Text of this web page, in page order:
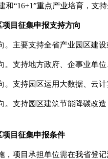
和“16+1”重点产业培育，支
项目征集申报支持方向
。主要支持全省产业园区建
。支持地方政府、企事业单
。支持园区运用大数据、云
。支持园区建筑节能降碳改
项目征集申报条件
，项目承担单位需在我省登